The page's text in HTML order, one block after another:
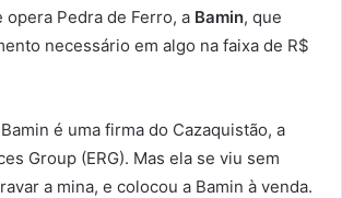
opera Pedra de Ferro, a Bamin, que
necessário em algo na faixa de R$
é uma firma do Cazaquistão, a
Group (ERG). Mas ela se viu sem
a mina, e colocou a Bamin à venda.